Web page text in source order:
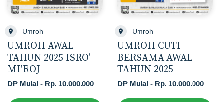
Umroh
UMROH AWAL
TAHUN 2025 ISRO'
MI'ROJ
DP Mulai - Rp. 10.000.000
Umroh
UMROH CUTI
BERSAMA AWAL
TAHUN 2025
DP Mulai - Rp. 10.000.000